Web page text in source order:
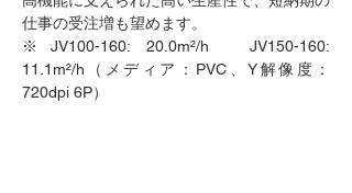
仕事の受注増も望めます。
※JV100-160: 20.0m²/h　JV150-160:
11.1m²/h（メディア：PVC、Y解像度：
720dpi 6P）